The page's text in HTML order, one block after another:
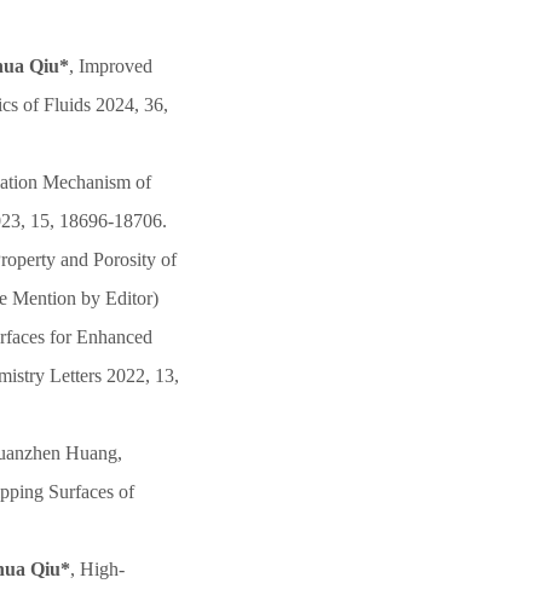
Qiu*, Improved
of Fluids 2024, 36,
Mechanism of
15, 18696-18706.
and Porosity of
Mention by Editor)
for Enhanced
Letters 2022, 13,
Huang,
Surfaces of
Qiu*, High-